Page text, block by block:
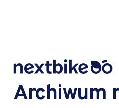
Archiwum